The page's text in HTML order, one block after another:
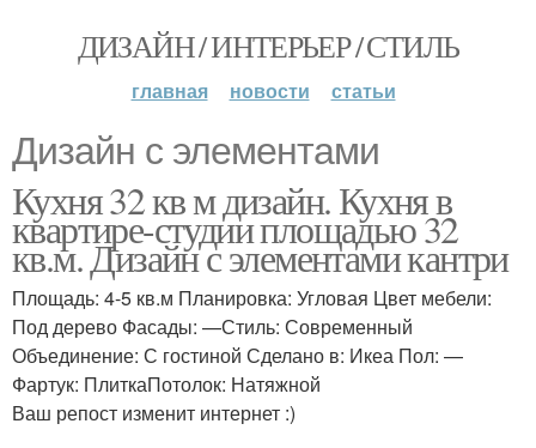
ДИЗАЙН / ИНТЕРЬЕР / СТИЛЬ
главная новости статьи
Дизайн с элементами
Кухня 32 кв м дизайн. Кухня в
квартире-студии площадью 32
кв.м. Дизайн с элементами кантри
Площадь: 4-5 кв.м Планировка: Угловая Цвет мебели:
Под дерево Фасады: —Стиль: Современный
Объединение: С гостиной Сделано в: Икеа Пол: —
Фартук: ПлиткаПотолок: Натяжной
Ваш репост изменит интернет :)